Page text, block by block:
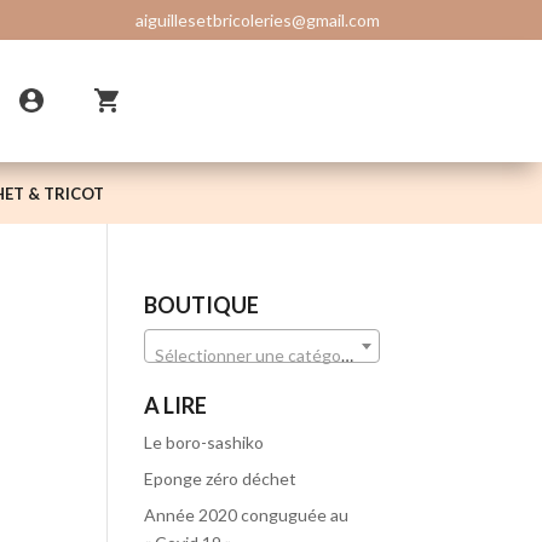
aiguillesetbricoleries@gmail.com
& TRICOT
BOUTIQUE
Sélectionner une catégorie
A LIRE
Le boro-sashiko
Eponge zéro déchet
Année 2020 conguguée au